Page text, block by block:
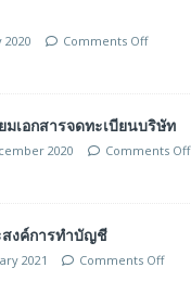
2020 Comments Off
มเอกสารจดทะเบียนบริษัท
2020 Comments Off
งค์การทำบัญชี
2021 Comments Off